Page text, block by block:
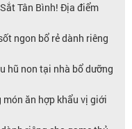
Tân Bình! Địa điểm
ngon bổ rẻ dành riêng
hũ non tại nhà bổ dưỡng
ăn hợp khẩu vị giới